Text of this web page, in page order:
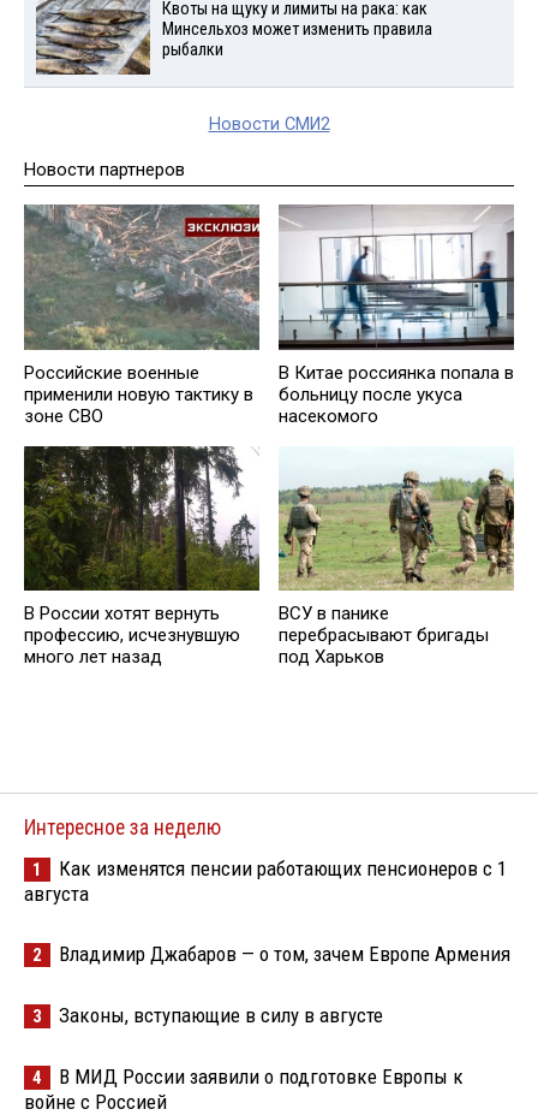
Квоты на щуку и лимиты на рака: как
Минсельхоз может изменить правила
рыбалки
Новости СМИ2
Новости партнеров
Российские военные
применили новую тактику в
зоне СВО
В Китае россиянка попала в
больницу после укуса
насекомого
В России хотят вернуть
профессию, исчезнувшую
много лет назад
ВСУ в панике
перебрасывают бригады
под Харьков
Интересное за неделю
1
Как изменятся пенсии работающих пенсионеров с 1
августа
2 Владимир Джабаров — о том, зачем Европе Армения
3 Законы, вступающие в силу в августе
4
В МИД России заявили о подготовке Европы к
войне с Россией